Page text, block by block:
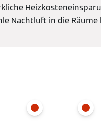
Nachtluft in die